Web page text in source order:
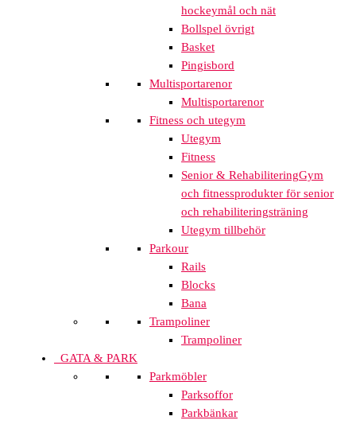
hockeymål och nät
Bollspel övrigt
Basket
Pingisbord
Multisportarenor
Multisportarenor
Fitness och utegym
Utegym
Fitness
Senior & RehabiliteringGym
och fitnessprodukter för senior
och rehabiliteringsträning
Utegym tillbehör
Parkour
Rails
Blocks
Bana
Trampoliner
Trampoliner
GATA & PARK
Parkmöbler
Parksoffor
Parkbänkar